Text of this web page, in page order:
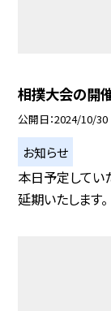
相撲大会の開
公開日 2024/10/30
お知らせ
本日予定してい
延期いたします。